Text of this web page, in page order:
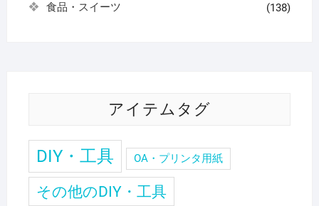
食品・スイーツ (138)
アイテムタグ
DIY・工具 OA・プリンタ用紙
その他のDIY・工具